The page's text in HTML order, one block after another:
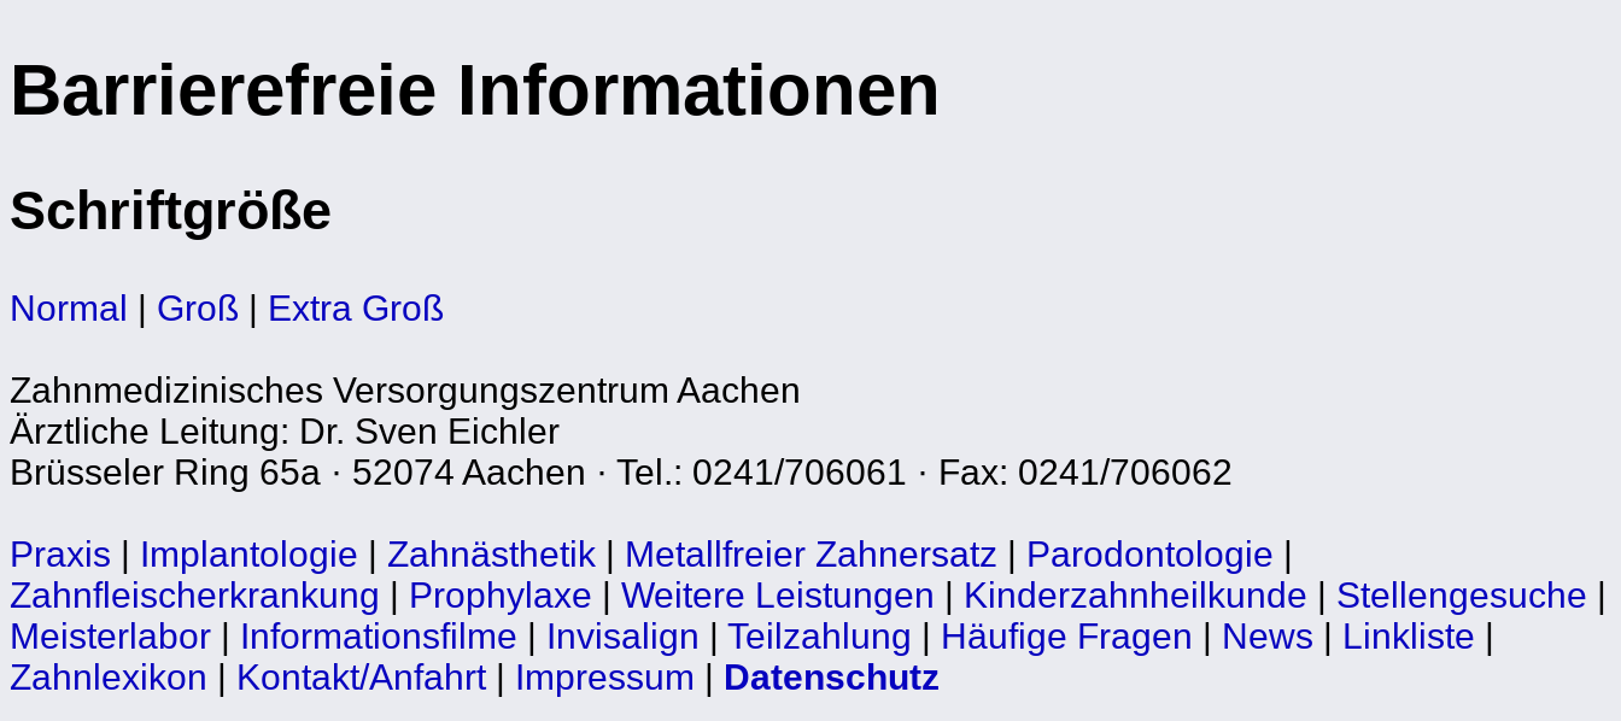
Barrierefreie Informationen
Schriftgröße
Normal | Groß | Extra Groß
Zahnmedizinisches Versorgungszentrum Aachen
Ärztliche Leitung: Dr. Sven Eichler
Brüsseler Ring 65a · 52074 Aachen · Tel.: 0241/706061 · Fax: 0241/706062
Praxis | Implantologie | Zahnästhetik | Metallfreier Zahnersatz | Parodontologie |
Zahnfleischerkrankung | Prophylaxe | Weitere Leistungen | Kinderzahnheilkunde | Stellengesuche |
Meisterlabor | Informationsfilme | Invisalign | Teilzahlung | Häufige Fragen | News | Linkliste |
Zahnlexikon | Kontakt/Anfahrt| Impressum | Datenschutz